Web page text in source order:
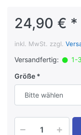
24,90 € *
inkl. MwSt. zzgl.
Versandfertig:
1-
Größe